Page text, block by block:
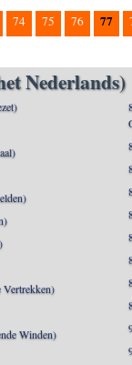
74 75 76 77
Nederlands)
Vertrekken)
Winden)